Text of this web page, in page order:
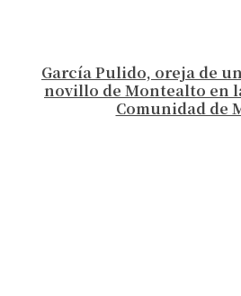
García Pulido, oreja de
novillo de Montealto en
Comunidad de